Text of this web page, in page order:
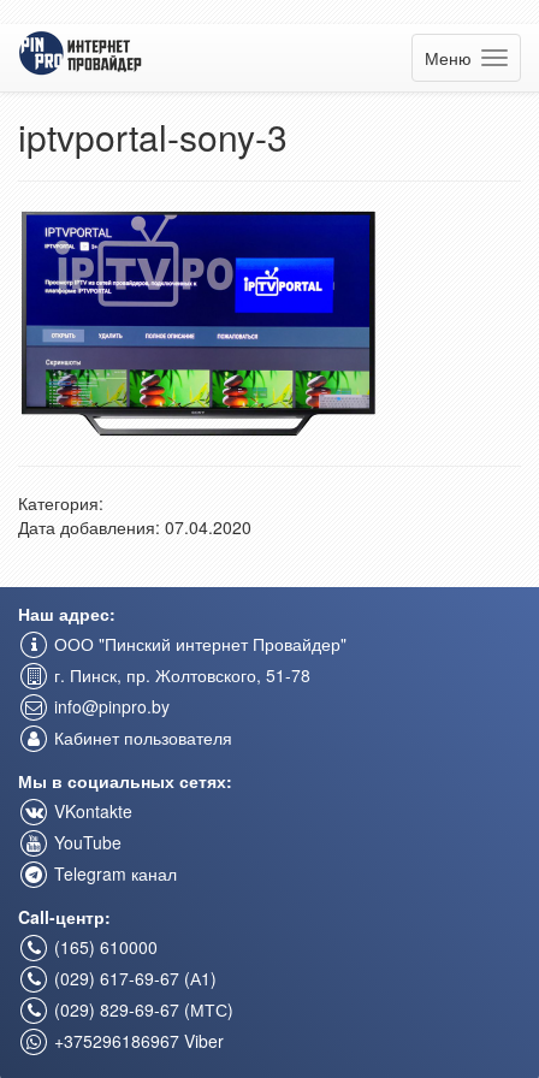
Меню
iptvportal-sony-3
Категория:
Дата добавления: 07.04.2020
Наш адрес:
ООО "Пинский интернет Провайдер"
г. Пинск, пр. Жолтовского, 51-78
info@pinpro.by
Кабинет пользователя
Мы в социальных сетях:
VKontakte
YouTube
Telegram канал
Call-центр:
(165) 610000
(029) 617-69-67 (А1)
(029) 829-69-67 (МТС)
+375296186967 Viber